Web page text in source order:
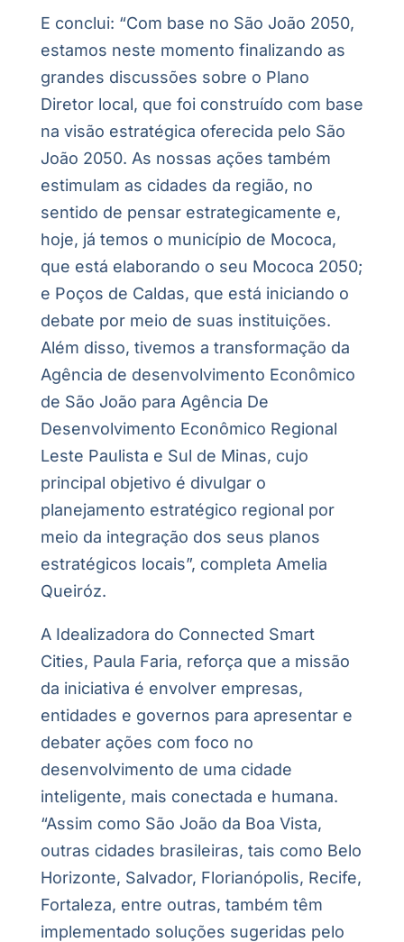
E conclui: “Com base no São João 2050,
estamos neste momento finalizando as
grandes discussões sobre o Plano
Diretor local, que foi construído com base
na visão estratégica oferecida pelo São
João 2050. As nossas ações também
estimulam as cidades da região, no
sentido de pensar estrategicamente e,
hoje, já temos o município de Mococa,
que está elaborando o seu Mococa 2050;
e Poços de Caldas, que está iniciando o
debate por meio de suas instituições.
Além disso, tivemos a transformação da
Agência de desenvolvimento Econômico
de São João para Agência De
Desenvolvimento Econômico Regional
Leste Paulista e Sul de Minas, cujo
principal objetivo é divulgar o
planejamento estratégico regional por
meio da integração dos seus planos
estratégicos locais”, completa Amelia
Queiróz.
A Idealizadora do Connected Smart
Cities, Paula Faria, reforça que a missão
da iniciativa é envolver empresas,
entidades e governos para apresentar e
debater ações com foco no
desenvolvimento de uma cidade
inteligente, mais conectada e humana.
“Assim como São João da Boa Vista,
outras cidades brasileiras, tais como Belo
Horizonte, Salvador, Florianópolis, Recife,
Fortaleza, entre outras, também têm
implementado soluções sugeridas pelo